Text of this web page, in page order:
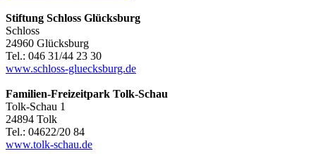
Stiftung Schloss Glücksburg
Schloss
24960 Glücksburg
Tel.: 046 31/44 23 30
www.schloss-gluecksburg.de
Familien-Freizeitpark Tolk-Schau
Tolk-Schau 1
24894 Tolk
Tel.: 04622/20 84
www.tolk-schau.de